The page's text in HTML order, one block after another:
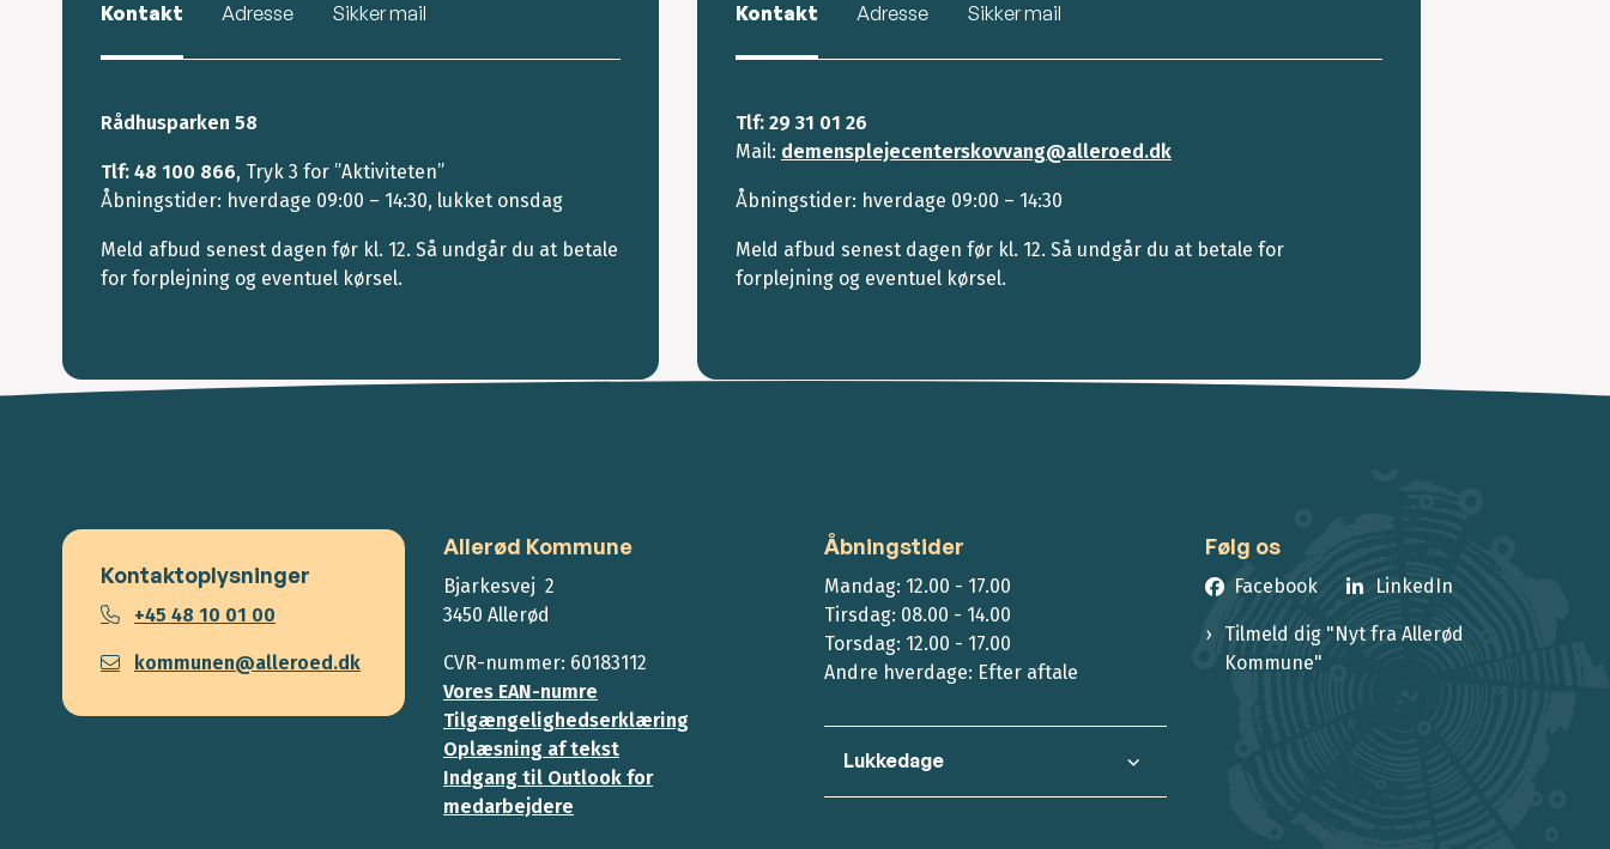
Kontakt Adresse Sikker mail
Rådhusparken 58
Tlf: 48 100 866, Tryk 3 for ”Aktiviteten”
Åbningstider: hverdage 09:00 – 14:30, lukket onsdag
Meld afbud senest dagen før kl. 12. Så undgår du at betale
for forplejning og eventuel kørsel.
Kontakt Adresse Sikker mail
Tlf: 29 31 01 26
Mail: demensplejecenterskovvang@alleroed.dk
Åbningstider: hverdage 09:00 – 14:30
Meld afbud senest dagen før kl. 12. Så undgår du at betale for
forplejning og eventuel kørsel.
Kontaktoplysninger
+45 48 10 01 00
kommunen@alleroed.dk
Allerød Kommune
Bjarkesvej 2
3450 Allerød
CVR-nummer: 60183112
Vores EAN-numre
Tilgængelighedserklæring
Oplæsning af tekst
Indgang til Outlook for
medarbejdere
Åbningstider
Mandag: 12.00 - 17.00
Tirsdag: 08.00 - 14.00
Torsdag: 12.00 - 17.00
Andre hverdage: Efter aftale
Lukkedage
Følg os
Facebook LinkedIn
Tilmeld dig "Nyt fra Allerød
Kommune"